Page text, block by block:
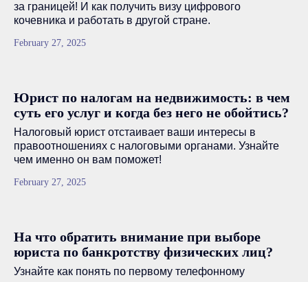
за границей! И как получить визу цифрового
кочевника и работать в другой стране.
February 27, 2025
Юрист по налогам на недвижимость: в чем
суть его услуг и когда без него не обойтись?
Налоговый юрист отстаивает ваши интересы в
правоотношениях с налоговыми органами. Узнайте
чем именно он вам поможет!
February 27, 2025
На что обратить внимание при выборе
юриста по банкротству физических лиц?
Узнайте как понять по первому телефонному